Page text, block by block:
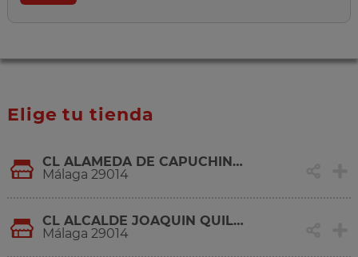
Elige tu tienda
CL ALAMEDA DE CAPUCHINOS, 14
Málaga 29014
CL ALCALDE JOAQUIN QUILES, 19
Málaga 29014